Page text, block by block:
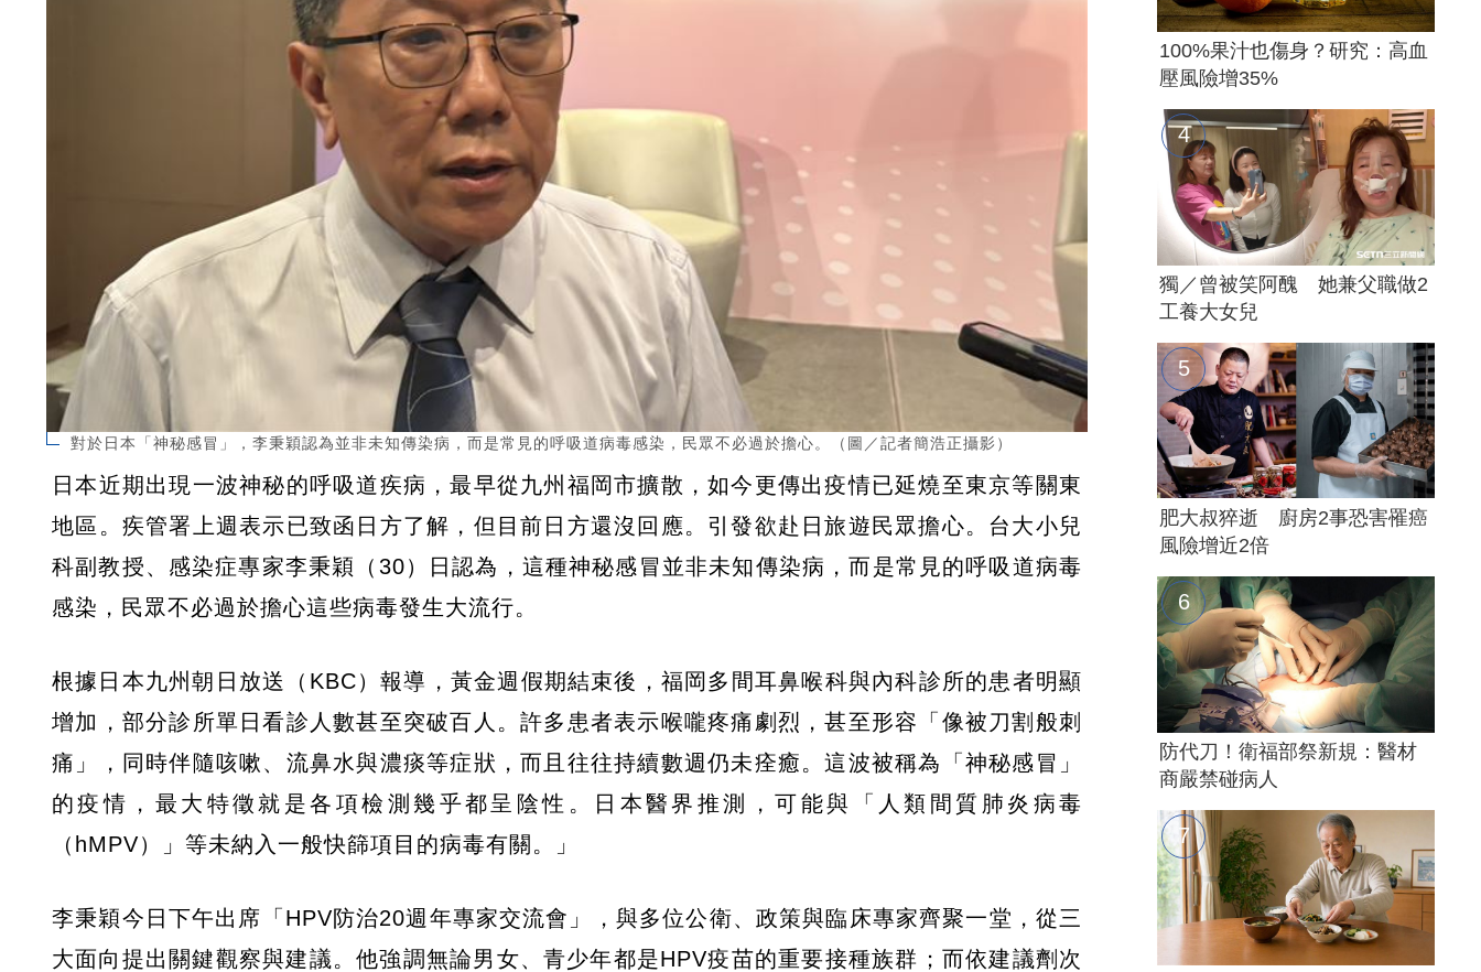
對於日本「神秘感冒」，李秉穎認為並非未知傳染病，而是常見的呼吸道病毒感染，民眾不必過於擔心。（圖／記者簡浩正攝影）
日本近期出現一波神秘的呼吸道疾病，最早從九州福岡市擴散，如今更傳出疫情已延燒至東京等關東
地區。疾管署上週表示已致函日方了解，但目前日方還沒回應。引發欲赴日旅遊民眾擔心。台大小兒
科副教授、感染症專家李秉穎（30）日認為，這種神秘感冒並非未知傳染病，而是常見的呼吸道病毒
感染，民眾不必過於擔心這些病毒發生大流行。
根據日本九州朝日放送（KBC）報導，黃金週假期結束後，福岡多間耳鼻喉科與內科診所的患者明顯
增加，部分診所單日看診人數甚至突破百人。許多患者表示喉嚨疼痛劇烈，甚至形容「像被刀割般刺
痛」，同時伴隨咳嗽、流鼻水與濃痰等症狀，而且往往持續數週仍未痊癒。這波被稱為「神秘感冒」
的疫情，最大特徵就是各項檢測幾乎都呈陰性。日本醫界推測，可能與「人類間質肺炎病毒
（hMPV）」等未納入一般快篩項目的病毒有關。」
李秉穎今日下午出席「HPV防治20週年專家交流會」，與多位公衛、政策與臨床專家齊聚一堂，從三
大面向提出關鍵觀察與建議。他強調無論男女、青少年都是HPV疫苗的重要接種族群；而依建議劑次
100%果汁也傷身？研究：高血
壓風險增35%
獨／曾被笑阿醜 她兼父職做2
工養大女兒
肥大叔猝逝 廚房2事恐害罹癌
風險增近2倍
防代刀！衛福部祭新規：醫材
商嚴禁碰病人